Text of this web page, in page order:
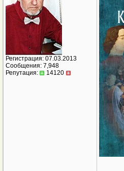
Регистрация: 07.03.2013
Сообщения: 7,948
Репутация:
14120